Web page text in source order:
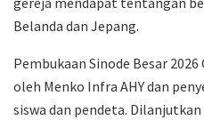
Belanda dan Jepang.
Pembukaan Sinode Besar
oleh Menko Infra AHY dan
siswa dan pendeta.